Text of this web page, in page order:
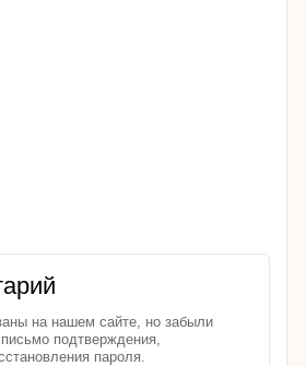
на нашем сайте, но забыли
подтверждения,
пароля.